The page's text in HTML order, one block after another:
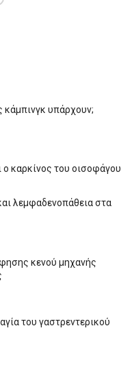
κάμπινγκ υπάρχουν;
ο καρκίνος του οισοφάγου
λεμφαδενοπάθεια στα
κενού μηχανής
του γαστρεντερικού